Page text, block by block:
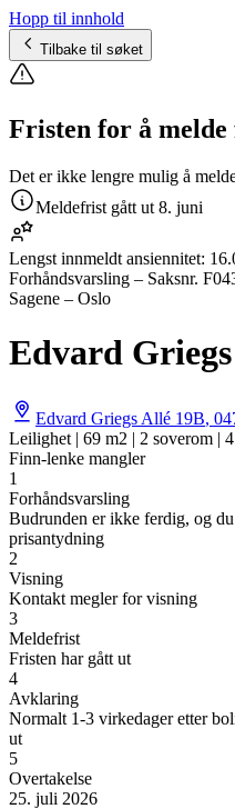
Hopp til innhold
Tilbake til søket
Fristen for å
Det er ikke lengre mulig å
Meldefrist gått ut 8. juni
Lengst innmeldt ansiennitet:
Forhåndsvarsling – Saksnr.
Sagene – Oslo
Edvard
Edvard Griegs Allé 19B,
Leilighet | 69 m2 | 2 soverom |
Finn-lenke mangler
1
Forhåndsvarsling
Budrunden er ikke ferdig, og
prisantydning
2
Visning
Kontakt megler for visning
3
Meldefrist
Fristen har gått ut
4
Avklaring
Normalt 1-3 virkedager etter
ut
5
Overtakelse
25. juli 2026